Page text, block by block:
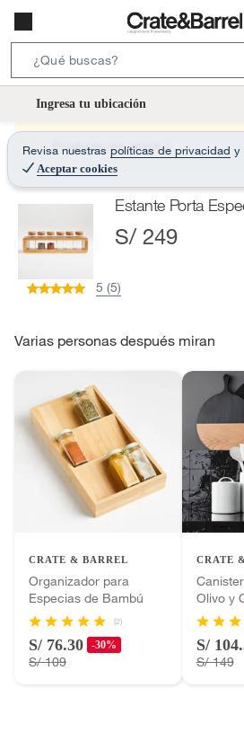
e
r
c
B
t
o
Ingresa tu ubicación
Revisa nuestras políticas de privacidad y
Aceptar cookies
Producto sin stock :(
Estante Porta
S/ 249
5 (5)
Varias personas después miran
CRATE & BARREL
Organizador para
Especias de Bambú
(2)
S/ 76.30 -30%
S/ 109
CRATE
Olivo y
S/
S/ 149